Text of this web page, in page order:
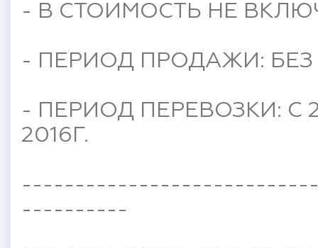
- В СТОИМОСТЬ НЕ
- ПЕРИОД ПРОДАЖИ:
- ПЕРИОД ПЕРЕВОЗКИ: С
2016Г.
----------